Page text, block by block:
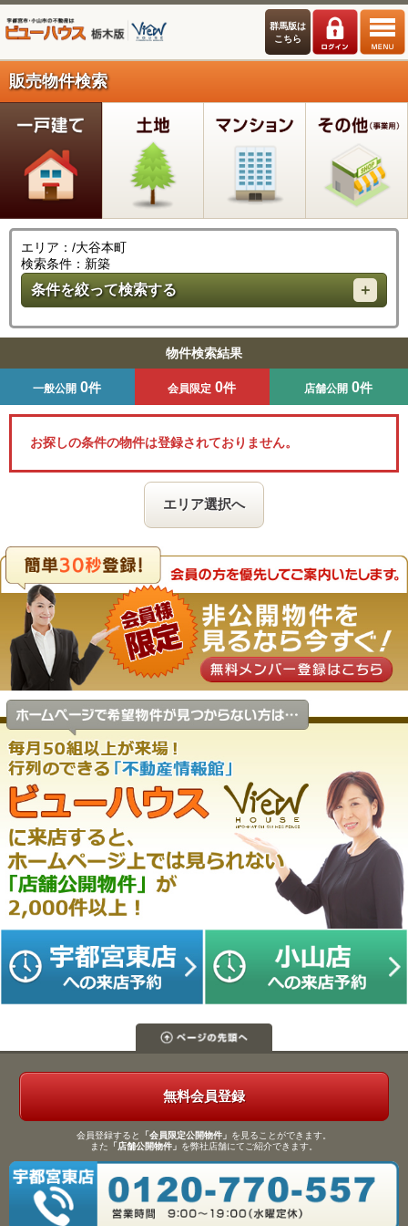
群馬版は
こちら
販売物件検索
エリア：/大谷本町
検索条件：新築
条件を絞って検索する
物件検索結果
一般公開 0件 会員限定 0件 店舗公開 0件
お探しの条件の物件は登録されておりません。
エリア選択へ
無料会員登録
会員登録すると 「会員限定公開物件」 を見ることができます。
また 「店舗公開物件」 を弊社店舗にてご紹介できます。